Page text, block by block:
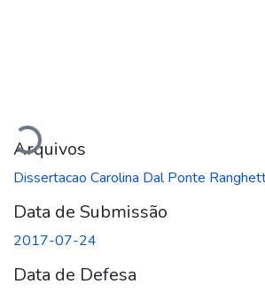
Carregando...
Arquivos
Dissertacao Carolina Dal Ponte
Data de Submissão
2017-07-24
Data de Defesa